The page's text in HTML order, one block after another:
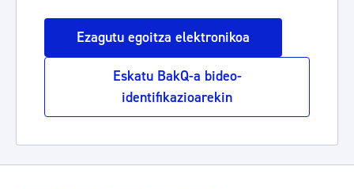
Ezagutu egoitza elektronikoa
Eskatu BakQ-a bideo-
identifikazioarekin